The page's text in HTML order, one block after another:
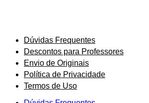
Dúvidas Frequentes
Descontos para Professores
Envio de Originais
Política de Privacidade
Termos de Uso